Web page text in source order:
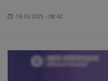
18.03.2025 - 08:42